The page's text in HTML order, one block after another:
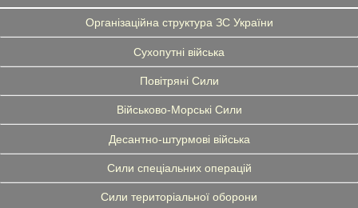
Організаційна структура ЗС України
Сухопутні війська
Повітряні Сили
Військово-Морські Сили
Десантно-штурмові війська
Сили спеціальних операцій
Сили територіальної оборони